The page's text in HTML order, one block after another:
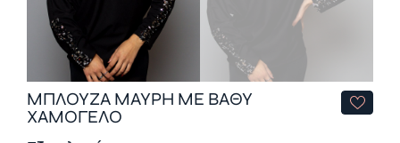
ΜΠΛΟΥΖΑ ΜΑΥΡΗ ΜΕ ΒΑΘΥ
ΧΑΜΟΓΕΛΟ